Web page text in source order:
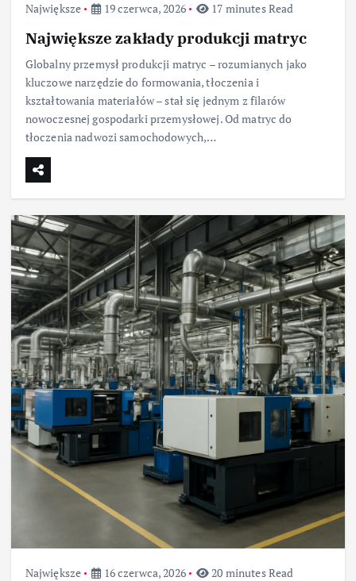
Największe 19 czerwca, 2026 17 minutes Read
Największe zakłady produkcji matryc
Globalny przemysł produkcji matryc – rozumianych jako
kluczowe narzędzie do formowania, tłoczenia i
kształtowania materiałów – stał się jednym z filarów
nowoczesnej gospodarki przemysłowej. Od matryc do
tłoczenia nadwozi samochodowych,…
Największe 16 czerwca, 2026 20 minutes Read